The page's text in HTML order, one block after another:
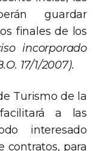
guardar
finales de los
incorporado
17/1/2007).
Turismo de la
a las
interesado
contratos, para